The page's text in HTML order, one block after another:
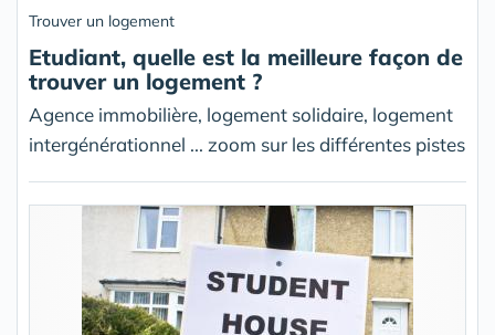
Trouver un logement
Etudiant, quelle est la meilleure façon de
trouver un logement ?
Agence immobilière, logement solidaire, logement
intergénérationnel ... zoom sur les différentes pistes